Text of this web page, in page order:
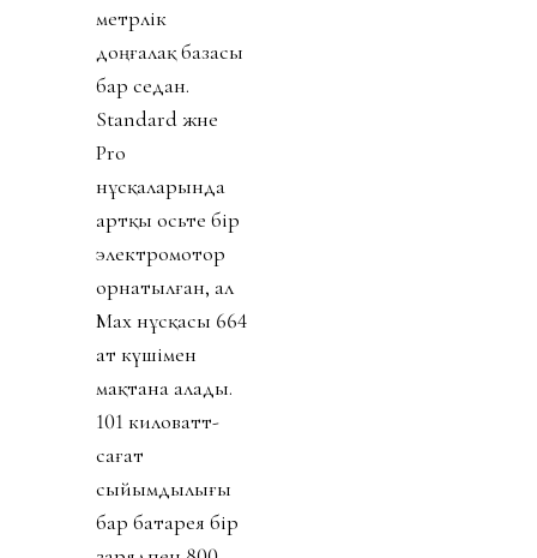
метрлік
доңғалақ базасы
бар седан.
Standard және
Pro
нұсқаларында
артқы осьте бір
электромотор
орнатылған, ал
Max нұсқасы 664
ат күшімен
мақтана алады.
101 киловатт-
сағат
сыйымдылығы
бар батарея бір